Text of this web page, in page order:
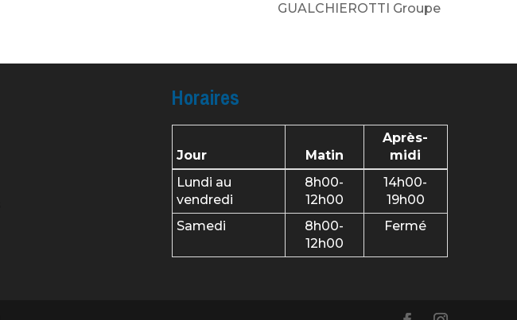
GUALCHIEROTTI Groupe
Horaires
Jour Matin
Après-
midi
Lundi au
vendredi
8h00-
12h00
14h00-
19h00
Samedi
8h00-
12h00
Fermé